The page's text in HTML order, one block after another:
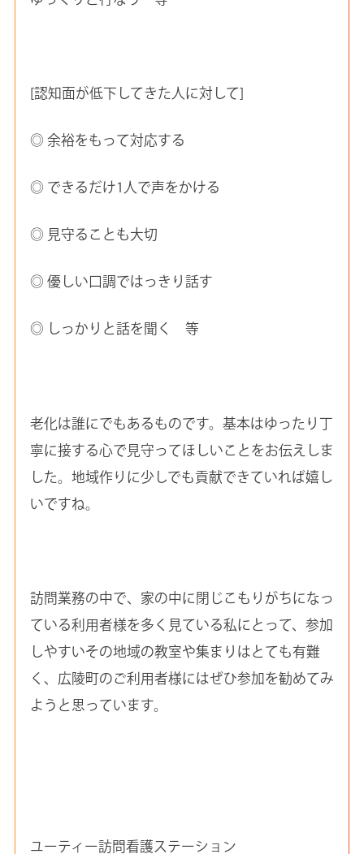
[認知面が低下してきた人に対して]
◎ 余裕をもって対応する
◎ できるだけ1人で声をかける
◎ 見守ることも大切
◎ 優しい口調ではっきり話す
◎ しっかりと話を聞く 等
老化は誰にでもあるものです。基本はゆったり丁
寧に接する心で見守ってほしいことをお伝えしま
した。地域作りに少しでも貢献できていれば嬉し
いですね。
訪問業務の中で、家の中に閉じこもりがちになっ
ている利用者様を多く見ている私にとって、参加
しやすいその地域の教室や集まりはとても有難
く、広陵町のご利用者様にはぜひ参加を勧めてみ
ようと思っています。
ユーティー訪問看護ステーション